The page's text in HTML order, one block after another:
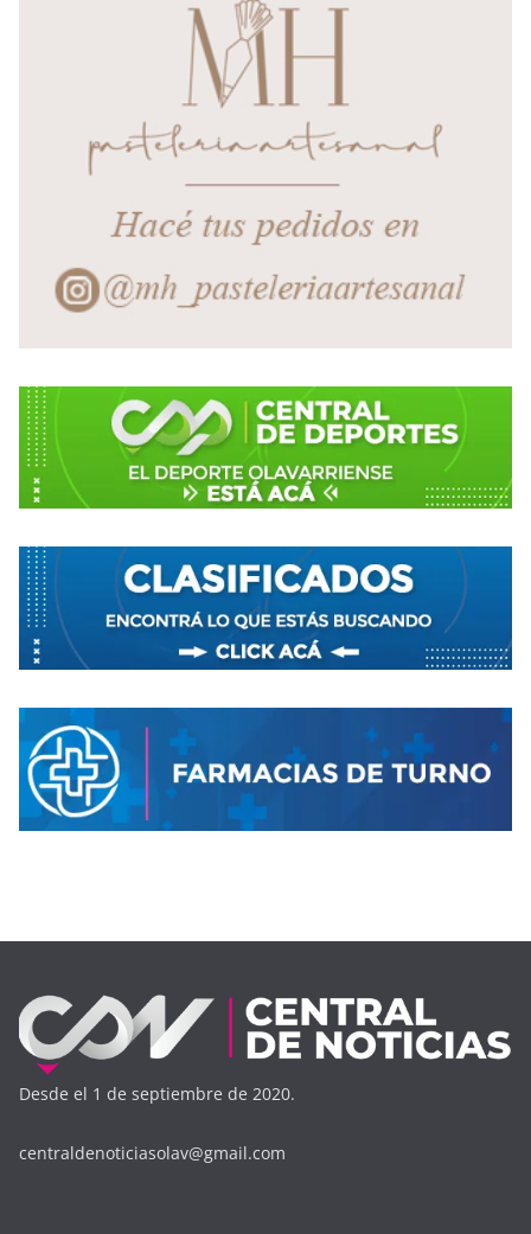
Desde el 1 de septiembre de 2020.
centraldenoticiasolav@gmail.com